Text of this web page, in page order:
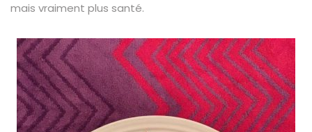
mais vraiment plus santé.